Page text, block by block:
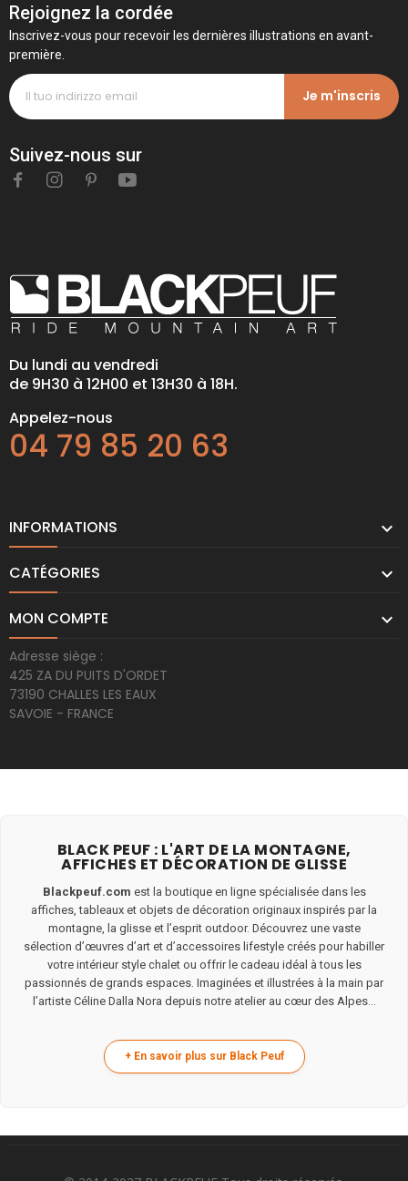
Rejoignez la cordée
Inscrivez-vous pour recevoir les dernières illustrations en avant-
première.
Je m'inscris
Suivez-nous sur
Du lundi au vendredi
de 9H30 à 12H00 et 13H30 à 18H.
Appelez-nous
04 79 85 20 63
INFORMATIONS 
CATÉGORIES 
MON COMPTE 
Adresse siège :
425 ZA DU PUITS D'ORDET
73190 CHALLES LES EAUX
SAVOIE - FRANCE
BLACK PEUF : L'ART DE LA MONTAGNE,
AFFICHES ET DÉCORATION DE GLISSE
Blackpeuf.com est la boutique en ligne spécialisée dans les
affiches, tableaux et objets de décoration originaux inspirés par la
montagne, la glisse et l’esprit outdoor. Découvrez une vaste
sélection d’œuvres d’art et d’accessoires lifestyle créés pour habiller
votre intérieur style chalet ou offrir le cadeau idéal à tous les
passionnés de grands espaces. Imaginées et illustrées à la main par
l’artiste Céline Dalla Nora depuis notre atelier au cœur des Alpes...